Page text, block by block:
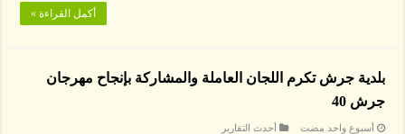
أكمل القراءة »
بلدية جرش تكرم اللجان العاملة والمشاركة بإنجاح مهرجان
جرش 40
‏أسبوع واحد مضت أحدث التقارير